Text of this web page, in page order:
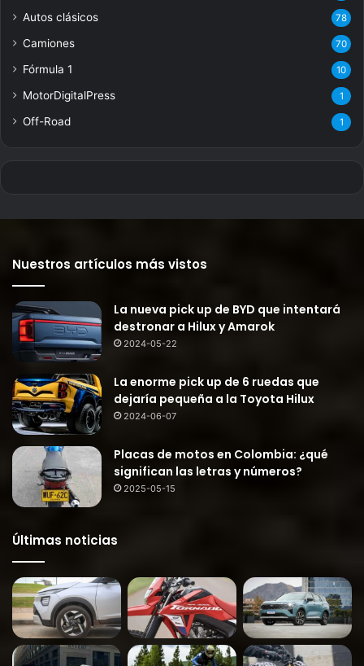
Autos clásicos 78
Camiones 70
Fórmula 1 10
MotorDigitalPress 1
Off-Road 1
Nuestros artículos más vistos
La nueva pick up de BYD que intentará
destronar a Hilux y Amarok
2024-05-22
La enorme pick up de 6 ruedas que
dejaría pequeña a la Toyota Hilux
2024-06-07
Placas de motos en Colombia: ¿qué
significan las letras y números?
2025-05-15
Últimas noticias